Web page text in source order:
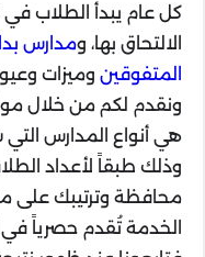
كل عام يبدأ الطلاب
الالتحاق بها، ومدارس
المتفوقين وميزات
ونقدم لكم من خلال
هي أنواع المدارس
وذلك طبقاً لأعداد
محافظة وترتيبك على
الخدمة تُقدم حصرياً